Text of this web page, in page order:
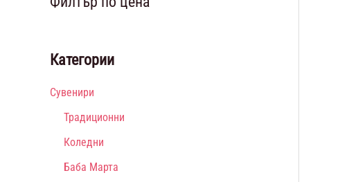
Категории
Сувенири
Традиционни
Коледни
Баба Марта